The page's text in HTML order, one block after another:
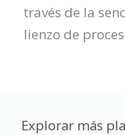
través de la
lienzo de
Explorar más